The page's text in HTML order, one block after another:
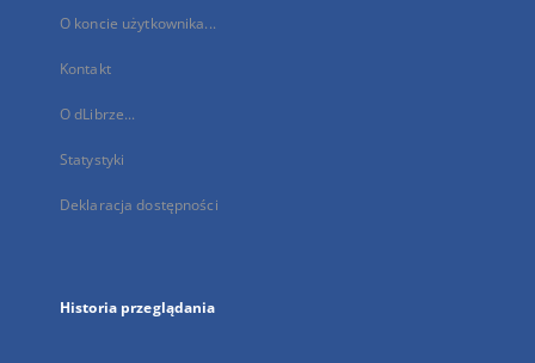
O koncie użytkownika...
Kontakt
O dLibrze...
Statystyki
Deklaracja dostępności
Historia przeglądania